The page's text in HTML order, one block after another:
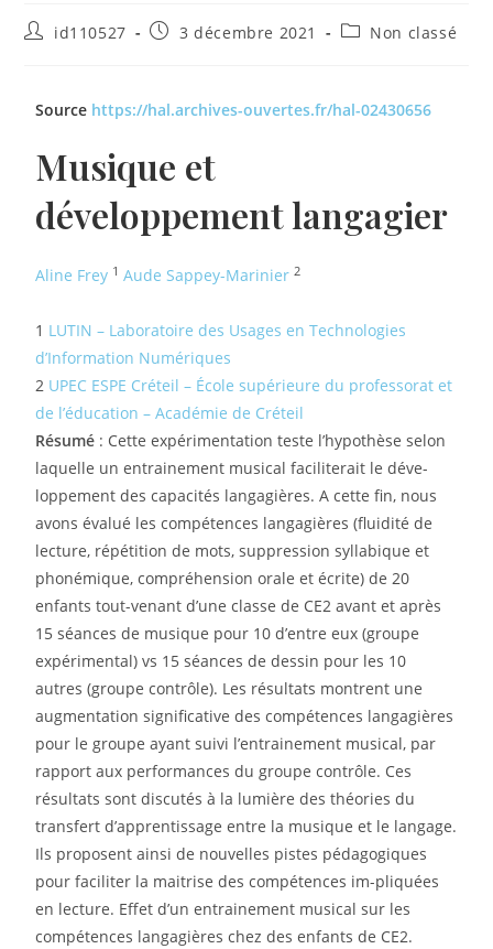
id110527 3 décembre 2021 Non classé
Source https://hal.archives-ouvertes.fr/hal-02430656
Musique et
développement langagier
Aline Frey 1 Aude Sappey-Marinier 2
1 LUTIN – Laboratoire des Usages en Technologies
d’Information Numériques
2 UPEC ESPE Créteil – École supérieure du professorat et
de l’éducation – Académie de Créteil
Résumé : Cette expérimentation teste l’hypothèse selon
laquelle un entrainement musical faciliterait le déve-
loppement des capacités langagières. A cette fin, nous
avons évalué les compétences langagières (fluidité de
lecture, répétition de mots, suppression syllabique et
phonémique, compréhension orale et écrite) de 20
enfants tout-venant d’une classe de CE2 avant et après
15 séances de musique pour 10 d’entre eux (groupe
expérimental) vs 15 séances de dessin pour les 10
autres (groupe contrôle). Les résultats montrent une
augmentation significative des compétences langagières
pour le groupe ayant suivi l’entrainement musical, par
rapport aux performances du groupe contrôle. Ces
résultats sont discutés à la lumière des théories du
transfert d’apprentissage entre la musique et le langage.
Ils proposent ainsi de nouvelles pistes pédagogiques
pour faciliter la maitrise des compétences im-pliquées
en lecture. Effet d’un entrainement musical sur les
compétences langagières chez des enfants de CE2.